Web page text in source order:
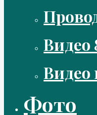
Видео
Видео
Фото